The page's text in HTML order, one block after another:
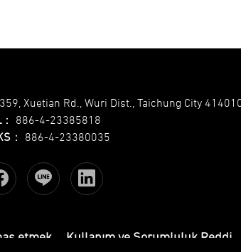
Xuetian Rd., Wuri Dist., Taichung City
： 886-4-23385818
： 886-4-23380035
etmek Kullanım ve Sorumluluk Reddi